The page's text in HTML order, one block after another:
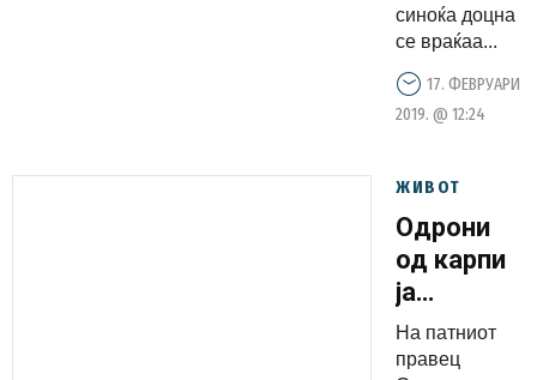
синоќа доцна
се враќаа...
17. ФЕВРУАРИ
2019. @ 12:24
ЖИВОТ
Oдрони
од карпи
ја
блокираа
едната
На патниот
правец